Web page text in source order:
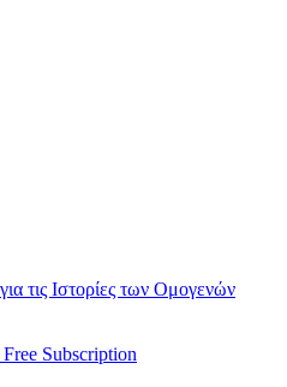
τις Ιστορίες των Ομογενών
Subscription